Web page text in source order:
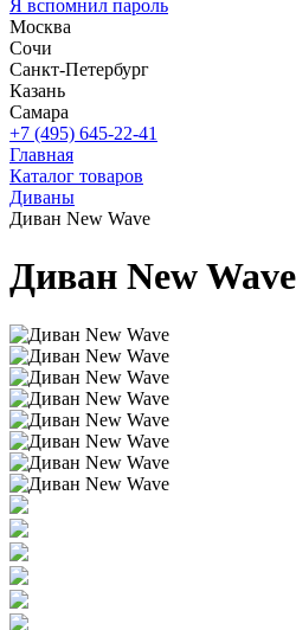
Я вспомнил пароль
Москва
Сочи
Санкт-Петербург
Казань
Самара
+7 (495) 645-22-41
Главная
Каталог товаров
Диваны
Диван New Wave
Диван New Wave